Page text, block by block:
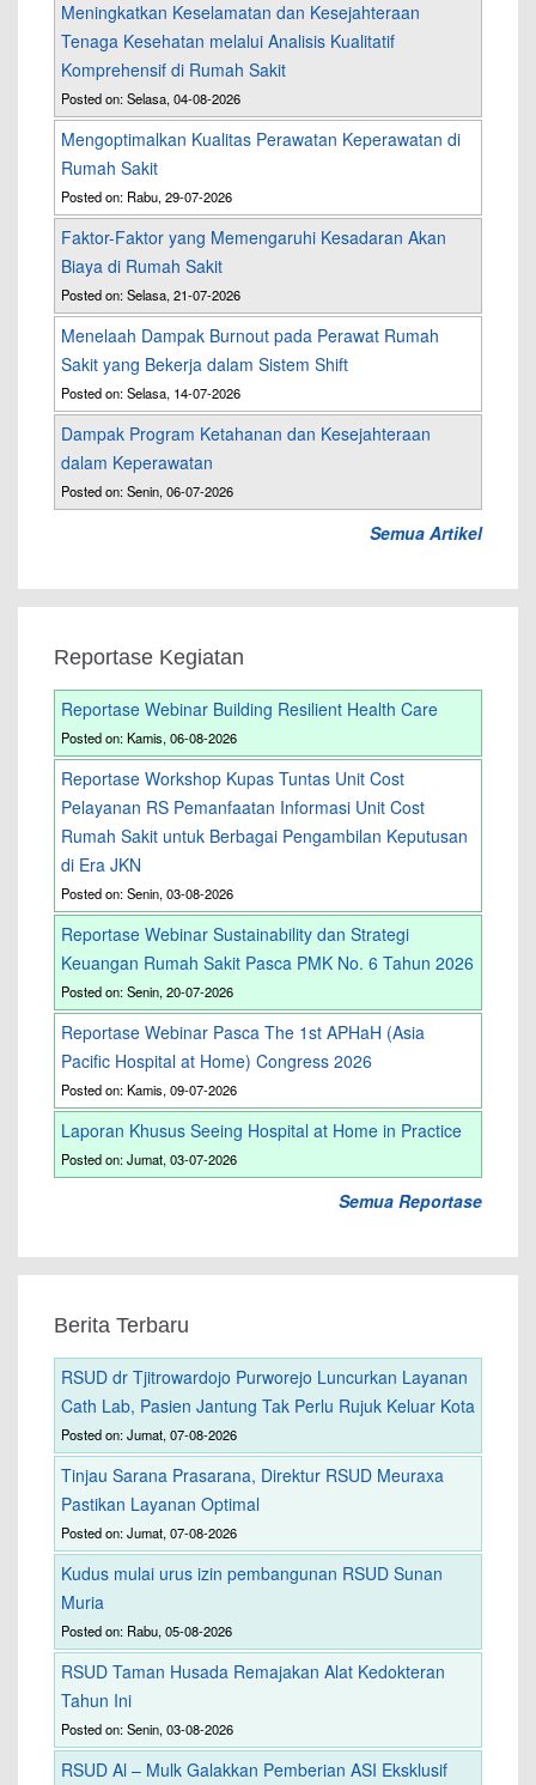
Meningkatkan Keselamatan dan Kesejahteraan
Tenaga Kesehatan melalui Analisis Kualitatif
Komprehensif di Rumah Sakit
Posted on: Selasa, 04-08-2026
Mengoptimalkan Kualitas Perawatan Keperawatan di
Rumah Sakit
Posted on: Rabu, 29-07-2026
Faktor-Faktor yang Memengaruhi Kesadaran Akan
Biaya di Rumah Sakit
Posted on: Selasa, 21-07-2026
Menelaah Dampak Burnout pada Perawat Rumah
Sakit yang Bekerja dalam Sistem Shift
Posted on: Selasa, 14-07-2026
Dampak Program Ketahanan dan Kesejahteraan
dalam Keperawatan
Posted on: Senin, 06-07-2026
Semua Artikel
Reportase Kegiatan
Reportase Webinar Building Resilient Health Care
Posted on: Kamis, 06-08-2026
Reportase Workshop Kupas Tuntas Unit Cost
Pelayanan RS Pemanfaatan Informasi Unit Cost
Rumah Sakit untuk Berbagai Pengambilan Keputusan
di Era JKN
Posted on: Senin, 03-08-2026
Reportase Webinar Sustainability dan Strategi
Keuangan Rumah Sakit Pasca PMK No. 6 Tahun 2026
Posted on: Senin, 20-07-2026
Reportase Webinar Pasca The 1st APHaH (Asia
Pacific Hospital at Home) Congress 2026
Posted on: Kamis, 09-07-2026
Laporan Khusus Seeing Hospital at Home in Practice
Posted on: Jumat, 03-07-2026
Semua Reportase
Berita Terbaru
RSUD dr Tjitrowardojo Purworejo Luncurkan Layanan
Cath Lab, Pasien Jantung Tak Perlu Rujuk Keluar Kota
Posted on: Jumat, 07-08-2026
Tinjau Sarana Prasarana, Direktur RSUD Meuraxa
Pastikan Layanan Optimal
Posted on: Jumat, 07-08-2026
Kudus mulai urus izin pembangunan RSUD Sunan
Muria
Posted on: Rabu, 05-08-2026
RSUD Taman Husada Remajakan Alat Kedokteran
Tahun Ini
Posted on: Senin, 03-08-2026
RSUD Al – Mulk Galakkan Pemberian ASI Eksklusif